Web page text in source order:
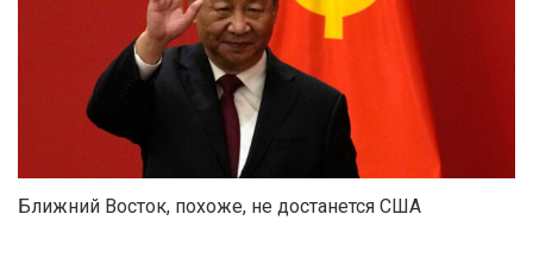
Ближний Восток, похоже, не достанется США